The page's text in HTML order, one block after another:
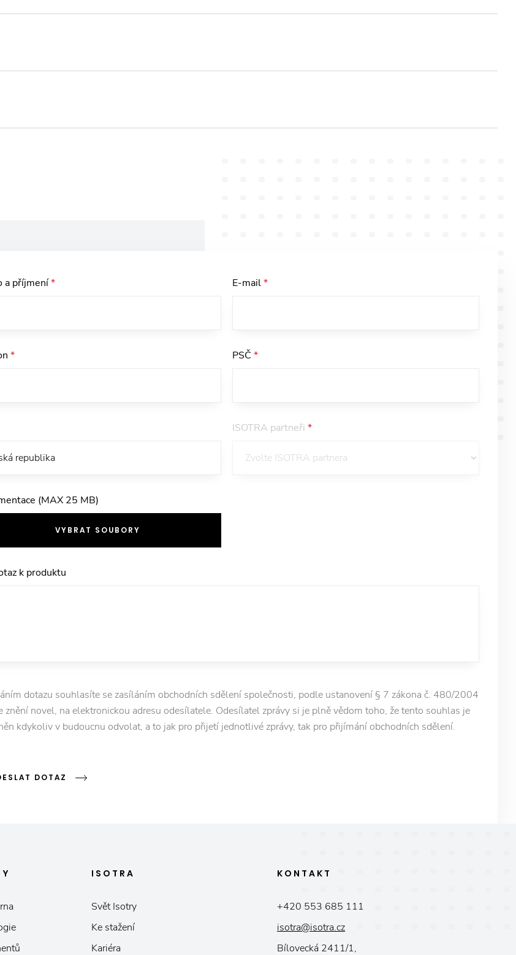
a příjmení* E-mail*
* PSČ*
ISOTRA partneři*
(MAX 25 MB)
VYBRAT SOUBORY
k produktu
dotazu souhlasíte se zasíláním obchodních sdělení společnosti, podle ustanovení § 7 zákona č. 480/2004
znění novel, na elektronickou adresu odesílatele. Odesílatel zprávy si je plně vědom toho, že tento souhlas je
kdykoliv v budoucnu odvolat, a to jak pro přijetí jednotlivé zprávy, tak pro přijímání obchodních sdělení.
DOTAZ
ISOTRA
Svět Isotry
Ke stažení
Kariéra
KONTAKT
+420 553 685 111
isotra@isotra.cz
Bílovecká 2411/1,